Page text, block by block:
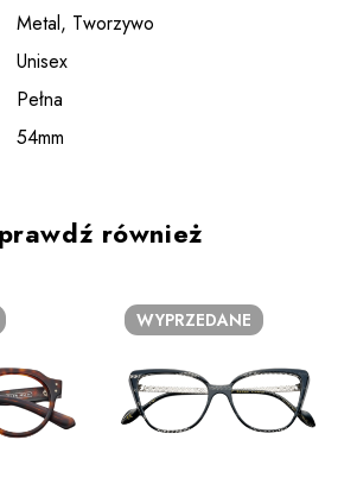
Metal, Tworzywo
Unisex
Pełna
54mm
również
WYPRZEDANE